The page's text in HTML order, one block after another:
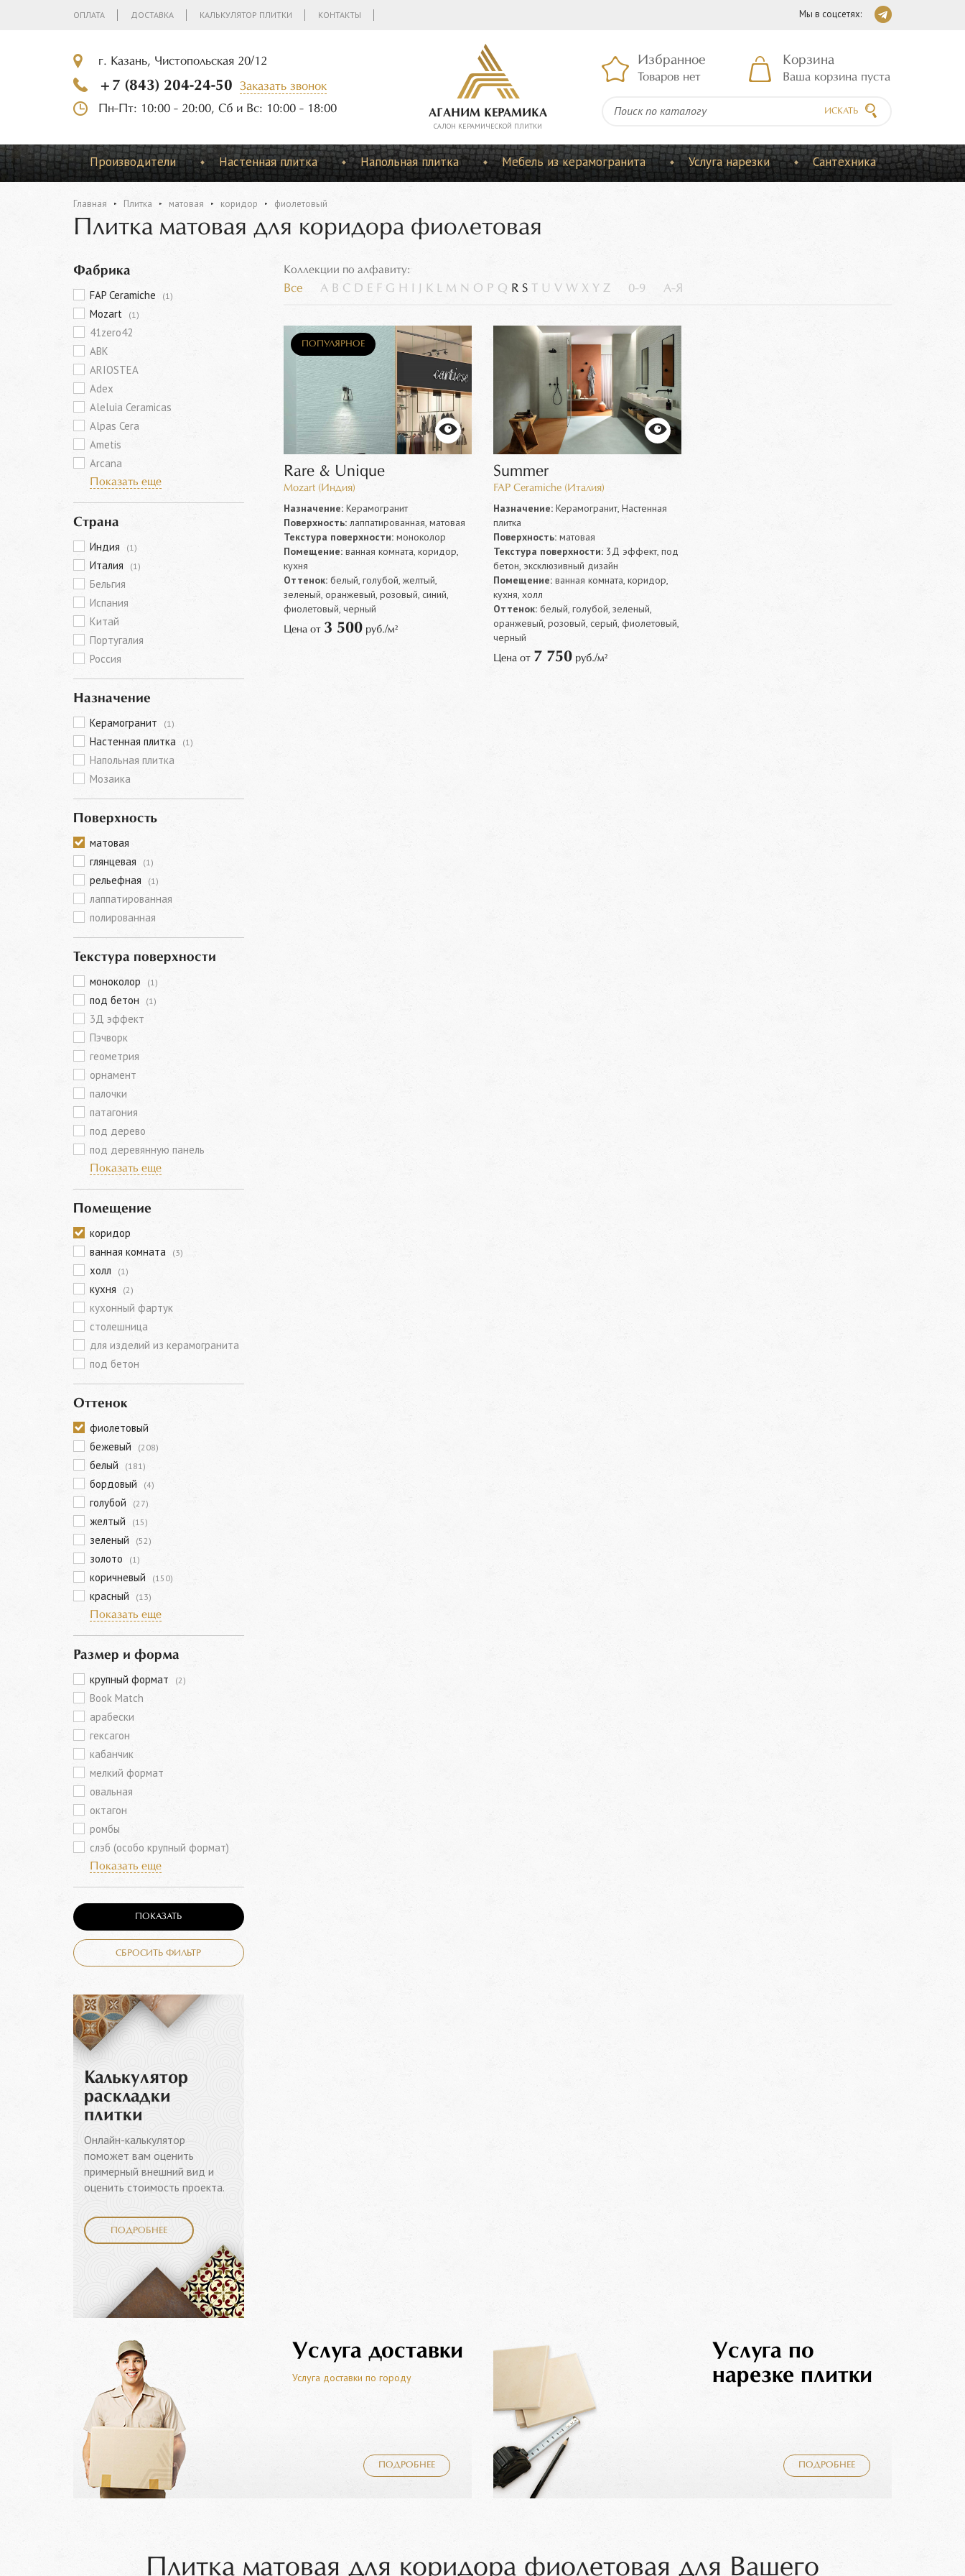
ОПЛАТА ДОСТАВКА КАЛЬКУЛЯТОР ПЛИТКИ КОНТАКТЫ Мы в соцсетях:
г. Казань, Чистопольская 20/12
+7 (843) 204-24-50
Заказать звонок
Пн-Пт: 10:00 - 20:00, Сб и Вс: 10:00 - 18:00
АГАНИМ КЕРАМИКА
CАЛОН КЕРАМИЧЕСКОЙ ПЛИТКИ
Избранное
Товаров нет
Корзина
Ваша корзина пуста
ИСКАТЬ
Производители Настенная плитка Напольная плитка Мебель из керамогранита Услуга нарезки Сантехника
Главная Плитка матовая коридор фиолетовый
Плитка матовая для коридора фиолетовая
Фабрика
FAP Ceramiche (1)
Mozart (1)
41zero42
ABK
ARIOSTEA
Adex
Aleluia Ceramicas
Alpas Cera
Ametis
Arcana
Показать еще
Страна
Индия (1)
Италия (1)
Бельгия
Испания
Китай
Португалия
Россия
Назначение
Керамогранит (1)
Настенная плитка (1)
Напольная плитка
Мозаика
Поверхность
матовая
глянцевая
(1)
рельефная (1)
лаппатированная
полированная
Текстура поверхности
моноколор (1)
под бетон (1)
3Д эффект
Пэчворк
геометрия
орнамент
палочки
патагония
под дерево
под деревянную панель
Показать еще
Помещение
коридор
ванная комната
(3)
холл (1)
кухня (2)
кухонный фартук
столешница
для изделий из керамогранита
под бетон
Оттенок
фиолетовый
бежевый
(208)
белый (181)
бордовый (4)
голубой (27)
желтый (15)
зеленый (52)
золото (1)
коричневый (150)
красный
(13)
Показать еще
Размер и форма
крупный формат (2)
Book Match
арабески
гексагон
кабанчик
мелкий формат
овальная
октагон
ромбы
слэб (особо крупный формат)
Показать еще
ПОКАЗАТЬ
СБРОСИТЬ ФИЛЬТР
Калькулятор
раскладки
плитки
Онлайн-калькулятор
поможет вам оценить
примерный внешний вид и
оценить стоимость проекта.
ПОДРОБНЕЕ
Коллекции по алфавиту:
Все A B C D E F G H K L M N O P Q R S U V W X Y Z 0-9 А-Я
ПОПУЛЯРНОЕ
Rare & Unique
Mozart (Индия)
Назначение:Керамогранит
Поверхность:лаппатированная, матовая
Текстура поверхности:моноколор
Помещение:ванная комната, коридор,
кухня
Оттенок:белый, голубой, желтый,
зеленый, оранжевый, розовый, синий,
фиолетовый, черный
Цена от 3 500руб./м²
Summer
FAP Ceramiche (Италия)
Назначение:Керамогранит, Настенная
плитка
Поверхность:матовая
Текстура поверхности:3Д эффект, под
бетон, эксклюзивный дизайн
Помещение:ванная комната, коридор,
кухня, холл
Оттенок:белый, голубой, зеленый,
оранжевый, розовый, серый, фиолетовый,
черный
Цена от 7 750руб./м²
Услуга доставки
Услуга доставки по городу
ПОДРОБНЕЕ
Услуга по
нарезке плитки
ПОДРОБНЕЕ
Плитка матовая для коридора фиолетовая для Вашего